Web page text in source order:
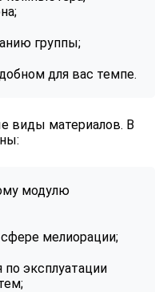
группы;
для вас темпе.
виды материалов. В
модулю
мелиорации;
эксплуатации